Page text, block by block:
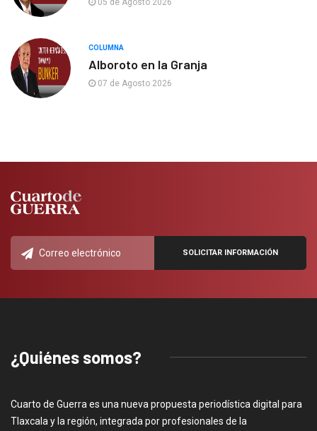
05 de Agosto 2026
COLUMNA
Alboroto en la Granja
07 de Agosto 2026
¿Quiénes somos?
Cuarto de Guerra es una nueva propuesta periodística digital para
Tlaxcala y la región, integrada por profesionales de la